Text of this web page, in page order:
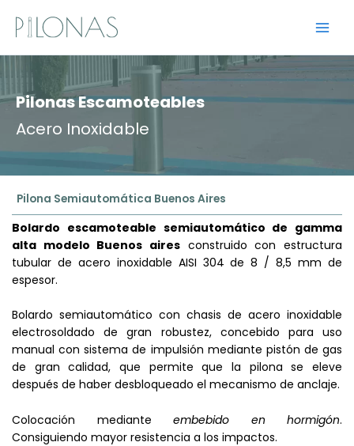
contenido
Pilonas Escamoteables
Acero Inoxidable
Pilona Semiautomática Buenos Aires
Bolardo escamoteable semiautomático de gamma
alta modelo Buenos aires construido con estructura
tubular de acero inoxidable AISI 304 de 8 / 8,5 mm de
espesor.
Bolardo semiautomático con chasis de acero inoxidable
electrosoldado de gran robustez, concebido para uso
manual con sistema de impulsión mediante pistón de gas
de gran calidad, que permite que la pilona se eleve
después de haber desbloqueado el mecanismo de anclaje.
Colocación mediante embebido en hormigón.
Consiguiendo mayor resistencia a los impactos.